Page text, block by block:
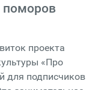
поморов
проекта
«Про
для подписчиков